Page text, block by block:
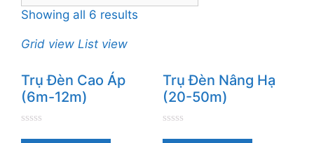
Showing all 6 results
Grid view List view
Trụ Đèn Cao Áp
(6m-12m)
Trụ Đèn Nâng Hạ
(20-50m)